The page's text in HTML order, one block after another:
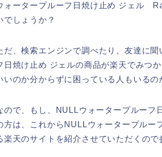
ォータープルーフ日焼け止め ジェル
でしょうか？
だ、検索エンジンで調べたり、友達に
日焼け止め ジェルの商品が楽天でみつ
いのか分からずに困っている人もいるの
ので、もし、NULLウォータープルーフ
方は、これからNULLウォータープルー
楽天のサイトを紹介させていただくの